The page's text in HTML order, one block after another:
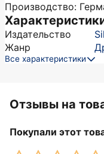
Производство:
Издательство
Жанр
Все характеристики
Отзывы на
Покупали этот